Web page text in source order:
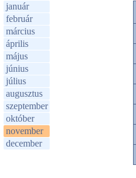
január
február
március
április
május
június
július
augusztus
szeptember
október
november
december